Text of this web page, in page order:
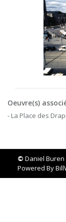
Oeuvre(s)
- La Place des
© Daniel Buren
Powered By